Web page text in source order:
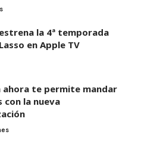
la 4ª temporada
en Apple TV
ahora te permite mandar
con la nueva